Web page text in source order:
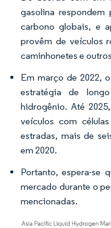
gasolina
carbono globais, e
provêm de veículos
caminhonetes e
Em março de 2022,
estratégia de
hidrogênio. Até
veículos com
estradas, mais de
em 2020.
Portanto, espera-se
mercado durante o
mencionadas.